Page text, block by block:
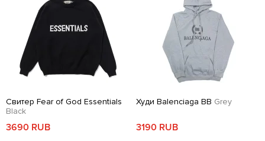
Свитер Fear of God Essentials
Black
3690 RUB
Худи Balenciaga BB Grey
3190 RUB